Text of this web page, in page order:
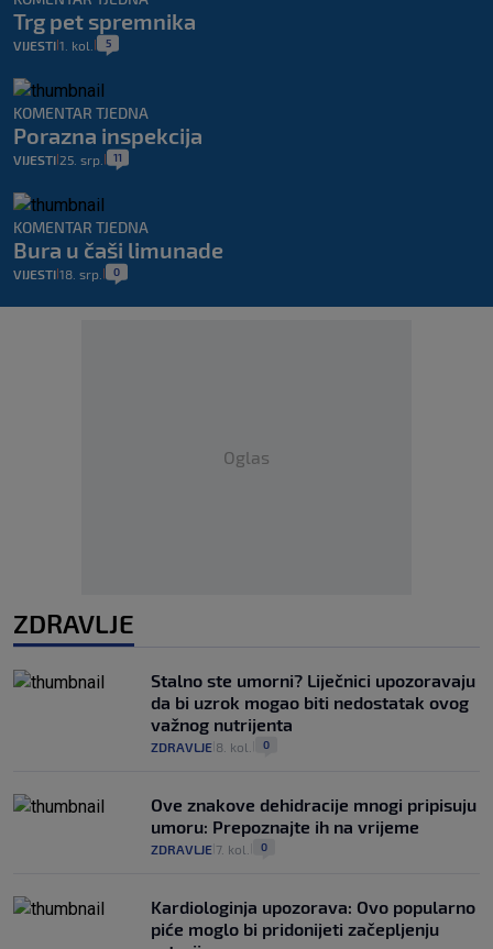
Trg pet spremnika
VIJESTI 1. kol. 5
KOMENTAR TJEDNA
Porazna inspekcija
VIJESTI 25. srp. 11
KOMENTAR TJEDNA
Bura u čaši limunade
VIJESTI 18. srp. 0
Oglas
ZDRAVLJE
Stalno ste umorni? Liječnici upozoravaju
da bi uzrok mogao biti nedostatak ovog
važnog nutrijenta
ZDRAVLJE 8. kol. 0
Ove znakove dehidracije mnogi pripisuju
umoru: Prepoznajte ih na vrijeme
ZDRAVLJE 7. kol. 0
Kardiologinja upozorava: Ovo popularno
piće moglo bi pridonijeti začepljenju